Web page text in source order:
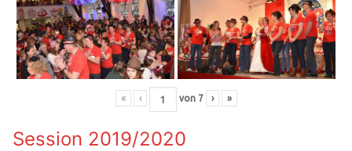
« ‹ von 7 › »
Session 2019/2020